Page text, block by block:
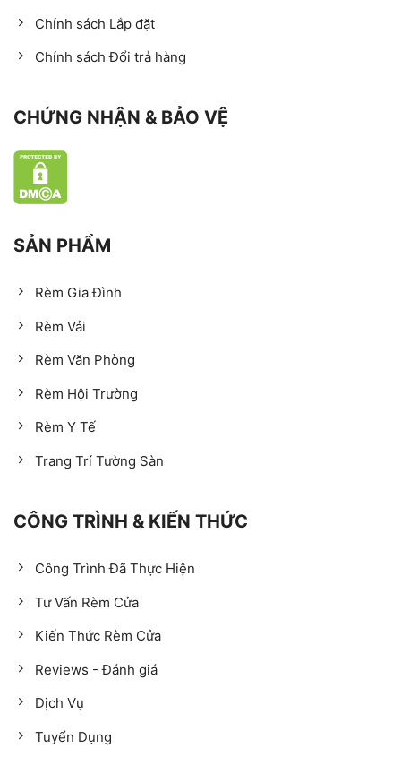
Chính sách Lắp đặt
Chính sách Đổi trả hàng
CHỨNG NHẬN & BẢO VỆ
SẢN PHẨM
Rèm Gia Đình
Rèm Vải
Rèm Văn Phòng
Rèm Hội Trường
Rèm Y Tế
Trang Trí Tường Sàn
CÔNG TRÌNH & KIẾN THỨC
Công Trình Đã Thực Hiện
Tư Vấn Rèm Cửa
Kiến Thức Rèm Cửa
Reviews - Đánh giá
Dịch Vụ
Tuyển Dụng